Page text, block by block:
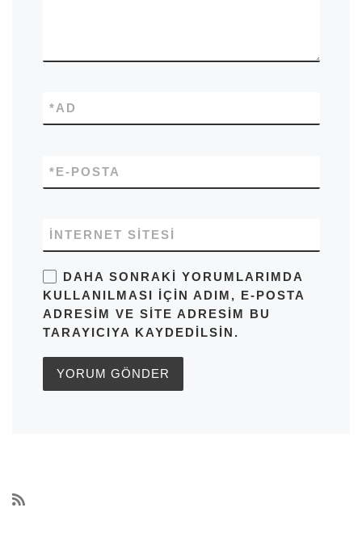
AD
*
E-POSTA
*
İNTERNET SITESI
DAHA SONRAKI YORUMLARIMDA
KULLANILMASI IÇIN ADIM, E-POSTA
ADRESIM VE SITE ADRESIM BU
TARAYICIYA KAYDEDILSIN.